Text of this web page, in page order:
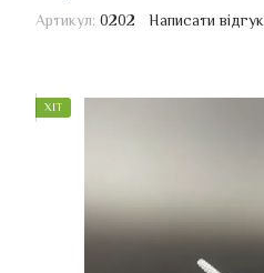
Артикул: 0202 Написати відгук
ХІТ